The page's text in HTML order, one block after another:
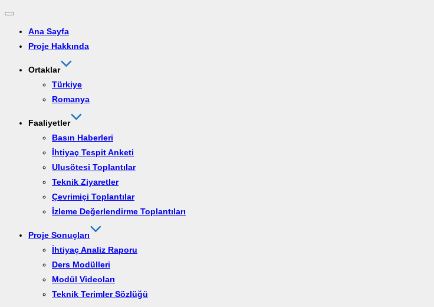
Ana Sayfa
Proje Hakkında
Ortaklar
Türkiye
Romanya
Faaliyetler
Basın Haberleri
İhtiyaç Tespit Anketi
Ulusötesi Toplantılar
Teknik Ziyaretler
Çevrimiçi Toplantılar
İzleme Değerlendirme Toplantıları
Proje Sonuçları
İhtiyaç Analiz Raporu
Ders Modülleri
Modül Videoları
Teknik Terimler Sözlüğü